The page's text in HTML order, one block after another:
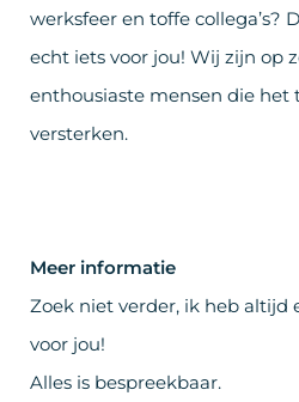
werksfeer en toffe collega’s?
echt iets voor jou! Wij zijn op
enthousiaste mensen die het
versterken.
Meer informatie
Zoek niet verder, ik heb altijd
voor jou!
Alles is bespreekbaar.